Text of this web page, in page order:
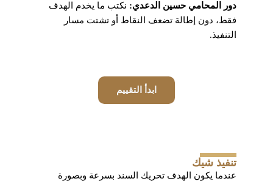
دور المحامي حسين الدعدي: نكتب ما يخدم الهدف
فقط، دون إطالة تضعف النقاط أو تشتت مسار
التنفيذ.
ابدأ التقييم
تنفيذ شيك
عندما يكون الهدف تحريك السند بسرعة وبصورة